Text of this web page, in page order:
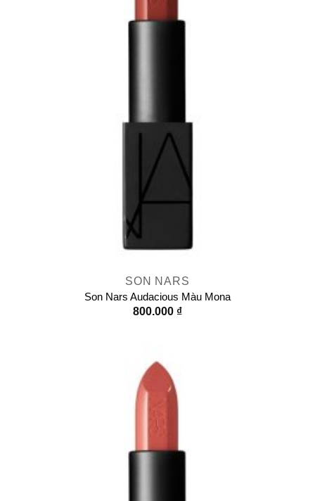
SON NARS
Son Nars Audacious Màu Mona
800.000 ₫